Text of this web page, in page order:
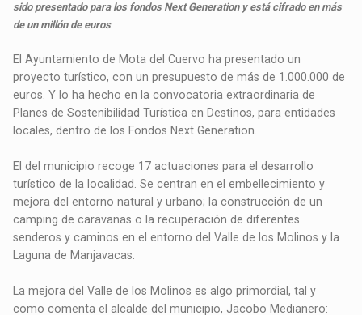
sido presentado para los fondos Next Generation y está cifrado en más
de un millón de euros
El Ayuntamiento de Mota del Cuervo ha presentado un
proyecto turístico, con un presupuesto de más de 1.000.000 de
euros. Y lo ha hecho en la convocatoria extraordinaria de
Planes de Sostenibilidad Turística en Destinos, para entidades
locales, dentro de los Fondos Next Generation.
El del municipio recoge 17 actuaciones para el desarrollo
turístico de la localidad. Se centran en el embellecimiento y
mejora del entorno natural y urbano; la construcción de un
camping de caravanas o la recuperación de diferentes
senderos y caminos en el entorno del Valle de los Molinos y la
Laguna de Manjavacas.
La mejora del Valle de los Molinos es algo primordial, tal y
como comenta el alcalde del municipio, Jacobo Medianero: